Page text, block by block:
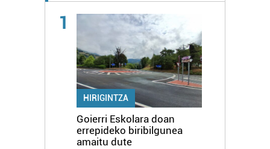
1
HIRIGINTZA
Goierri Eskolara doan
errepideko biribilgunea
amaitu dute